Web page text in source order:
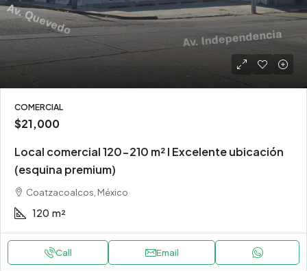
COMERCIAL
$21,000
Local comercial 120-210 m² I Excelente ubicación
(esquina premium)
Coatzacoalcos, México
120 m²
Call Email